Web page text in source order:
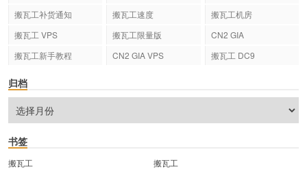
搬瓦工补货通知
搬瓦工速度
搬瓦工机房
搬瓦工 VPS
搬瓦工限量版
CN2 GIA
搬瓦工新手教程
CN2 GIA VPS 搬瓦工 DC9
归档
书签
搬瓦工
搬瓦工